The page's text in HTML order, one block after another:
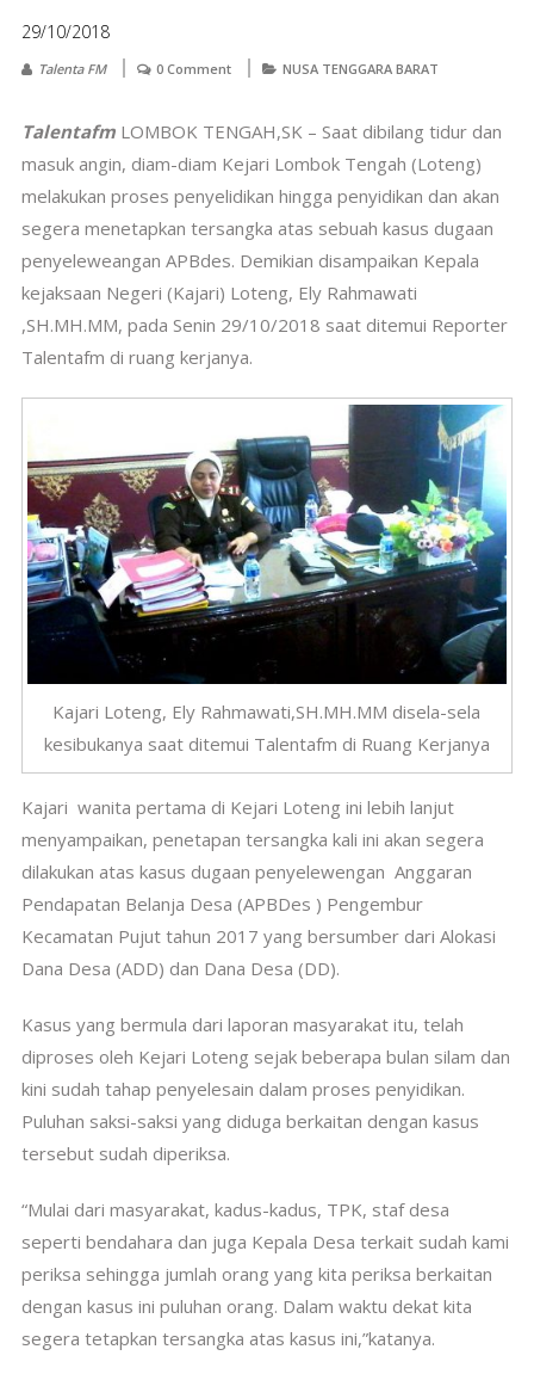
29/10/2018
Talenta FM 0 Comment NUSA TENGGARA BARAT
TalentafmLOMBOK TENGAH,SK – Saat dibilang tidur dan
masuk angin, diam-diam Kejari Lombok Tengah (Loteng)
melakukan proses penyelidikan hingga penyidikan dan akan
segera menetapkan tersangka atas sebuah kasus dugaan
penyeleweangan APBdes. Demikian disampaikan Kepala
kejaksaan Negeri (Kajari) Loteng, Ely Rahmawati
,SH.MH.MM, pada Senin 29/10/2018 saat ditemui Reporter
Talentafm di ruang kerjanya.
Kajari Loteng, Ely Rahmawati,SH.MH.MM disela-sela
kesibukanya saat ditemui Talentafm di Ruang Kerjanya
Kajari wanita pertama di Kejari Loteng ini lebih lanjut
menyampaikan, penetapan tersangka kali ini akan segera
dilakukan atas kasus dugaan penyelewengan Anggaran
Pendapatan Belanja Desa (APBDes ) Pengembur
Kecamatan Pujut tahun 2017 yang bersumber dari Alokasi
Dana Desa (ADD) dan Dana Desa (DD).
Kasus yang bermula dari laporan masyarakat itu, telah
diproses oleh Kejari Loteng sejak beberapa bulan silam dan
kini sudah tahap penyelesain dalam proses penyidikan.
Puluhan saksi-saksi yang diduga berkaitan dengan kasus
tersebut sudah diperiksa.
“Mulai dari masyarakat, kadus-kadus, TPK, staf desa
seperti bendahara dan juga Kepala Desa terkait sudah kami
periksa sehingga jumlah orang yang kita periksa berkaitan
dengan kasus ini puluhan orang. Dalam waktu dekat kita
segera tetapkan tersangka atas kasus ini,”katanya.